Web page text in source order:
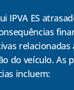
IPVA ES
relacionadas
do veículo. As
incluem: